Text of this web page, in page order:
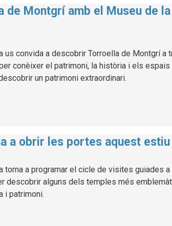
de Montgrí amb el Museu de la
convida a descobrir Torroella de Montgrí a
conèixer el patrimoni, la història i els
un patrimoni extraordinari.
a obrir les portes aquest estiu
torna a programar el cicle de visites guiades
descobrir alguns dels temples més
i patrimoni.